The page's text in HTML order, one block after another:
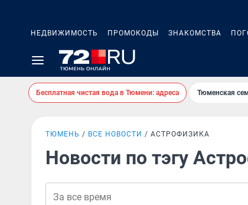
НЕДВИЖИМОСТЬ ПРОМОКОДЫ ЗНАКОМСТВА
Бесплатная чистая вода в Тюмени: адреса Тюменская
ТЮМЕНЬ ВСЕ НОВОСТИ АСТРОФИЗИКА
Новости по тэгу